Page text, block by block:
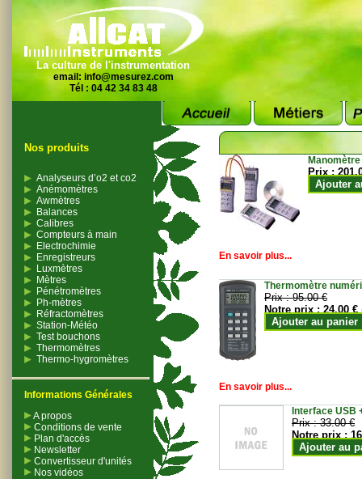
La culture de l'instrumentation
email: info@mesurez.com
Tél : 04 42 34 83 48
Nos produits
Analyseurs d’o2 et co2
Anémomètres
Awmètres
Balances
Calibres
Compteurs à main
Electrochimie
Enregistreurs
Luxmètres
Mètres
Pénétromètres
Ph-mètres
Réfractomètres
Station-Météo
Test bouchons
Thermomètres
Thermo-hygromètres
Informations Générales
A propos
Conditions de vente
Plan d'accès
Newsletter
Convertisseur d'unités
Nos vidéos
Prix :
Ajouter
En savoir plus...
Thermomètre
Prix :95.00 €
Notre prix :24.00 €
Ajouter au panier
En savoir plus...
Interface USB
Prix :33.00 €
Notre prix :
Ajouter au